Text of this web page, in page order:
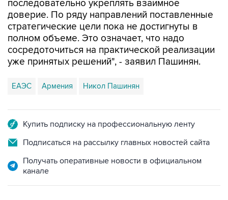
последовательно укреплять взаимное
доверие. По ряду направлений поставленные
стратегические цели пока не достигнуты в
полном объеме. Это означает, что надо
сосредоточиться на практической реализации
уже принятых решений", - заявил Пашинян.
ЕАЭС Армения Никол Пашинян
Купить подписку на профессиональную ленту
Подписаться на рассылку главных новостей сайта
Получать оперативные новости в официальном
канале